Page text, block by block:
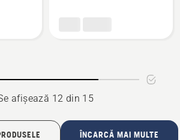
afișează 12 din 15
ÎNCARCĂ MAI MULTE